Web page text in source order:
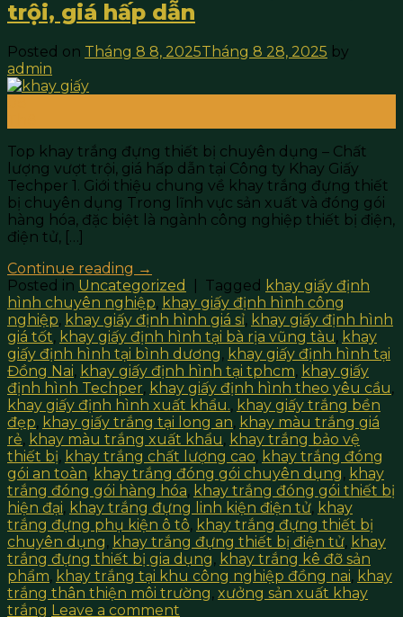
trội, giá hấp dẫn
Posted on Tháng 8 8, 2025Tháng 8 28, 2025 by
admin
Top khay trắng đựng thiết bị chuyên dụng – Chất
lượng vượt trội, giá hấp dẫn tại Công ty Khay Giấy
Techper 1. Giới thiệu chung về khay trắng đựng thiết
bị chuyên dụng Trong lĩnh vực sản xuất và đóng gói
hàng hóa, đặc biệt là ngành công nghiệp thiết bị điện,
điện tử, […]
Continue reading →
Posted in Uncategorized Tagged khay giấy định
hình chuyên nghiệp, khay giấy định hình công
nghiệp, khay giấy định hình giá sỉ, khay giấy định hình
giá tốt, khay giấy định hình tại bà rịa vũng tàu, khay
giấy định hình tại bình dương, khay giấy định hình tại
Đồng Nai, khay giấy định hình tại tphcm, khay giấy
định hình Techper, khay giấy định hình theo yêu cầu,
khay giấy định hình xuất khẩu., khay giấy trắng bền
đẹp, khay giấy trắng tại long an, khay màu trắng giá
rẻ, khay màu trắng xuất khẩu, khay trắng bảo vệ
thiết bị, khay trắng chất lượng cao, khay trắng đóng
gói an toàn, khay trắng đóng gói chuyên dụng, khay
trắng đóng gói hàng hóa, khay trắng đóng gói thiết bị
hiện đại, khay trắng đựng linh kiện điện tử, khay
trắng đựng phụ kiện ô tô, khay trắng đựng thiết bị
chuyên dụng, khay trắng đựng thiết bị điện tử, khay
trắng đựng thiết bị gia dụng, khay trắng kê đỡ sản
phẩm, khay trắng tại khu công nghiệp đồng nai, khay
trắng thân thiện môi trường, xưởng sản xuất khay
trắng Leave a comment